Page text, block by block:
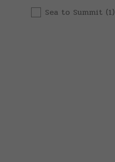
Sea to Summit (1)